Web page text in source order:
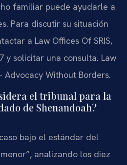
familiar puede ayudarle a
Para discutir su situación
a Law Offices Of SRIS,
y solicitar una consulta. Law
Advocacy Without Borders.
el tribunal para la
de Shenandoah?
bajo el estándar del
analizando los diez